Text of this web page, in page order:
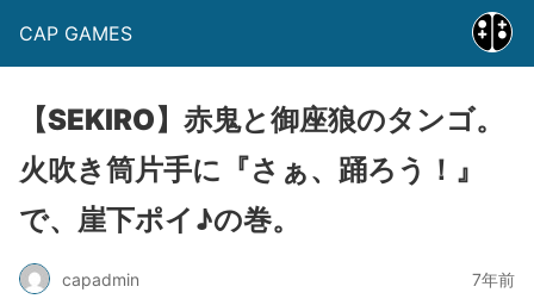
CAP GAMES
【SEKIRO】赤鬼と御座狼のタンゴ。
火吹き筒片手に『さぁ、踊ろう！』
で、崖下ポイ♪の巻。
capadmin 7年前